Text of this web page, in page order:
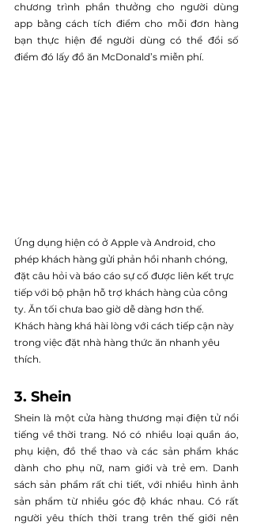
chương trình phần thưởng cho người dùng
app bằng cách tích điểm cho mỗi đơn hàng
bạn thực hiện để người dùng có thể đổi số
điểm đó lấy đồ ăn McDonald’s miễn phí.
Ứng dụng hiện có ở Apple và Android, cho
phép khách hàng gửi phản hồi nhanh chóng,
đặt câu hỏi và báo cáo sự cố được liên kết trực
tiếp với bộ phận hỗ trợ khách hàng của công
ty. Ăn tối chưa bao giờ dễ dàng hơn thế.
Khách hàng khá hài lòng với cách tiếp cận này
trong việc đặt nhà hàng thức ăn nhanh yêu
thích.
3. Shein
Shein là một cửa hàng thương mại điện tử nổi
tiếng về thời trang. Nó có nhiều loại quần áo,
phụ kiện, đồ thể thao và các sản phẩm khác
dành cho phụ nữ, nam giới và trẻ em. Danh
sách sản phẩm rất chi tiết, với nhiều hình ảnh
sản phẩm từ nhiều góc độ khác nhau. Có rất
người yêu thích thời trang trên thế giới nên